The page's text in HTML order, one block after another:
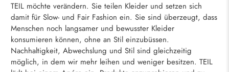
TEIL möchte verändern. Sie teilen Kleider und setzen sich
damit für Slow- und Fair Fashion ein. Sie sind überzeugt, dass
Menschen noch langsamer und bewusster Kleider
konsumieren können, ohne an Stil einzubüssen.
Nachhaltigkeit, Abwechslung und Stil sind gleichzeitig
möglich, in dem wir mehr leihen und weniger besitzen. TEIL